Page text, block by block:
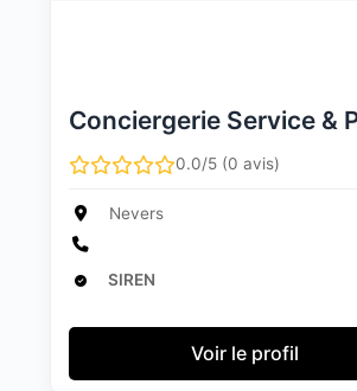
Conciergerie Service &
0.0/5 (0 avis)
Nevers
SIREN
Voir le profil